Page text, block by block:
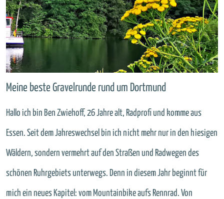
Meine beste Gravelrunde rund um Dortmund
Hallo ich bin Ben Zwiehoff, 26 Jahre alt, Radprofi und komme aus
Essen. Seit dem Jahreswechsel bin ich nicht mehr nur in den hiesigen
Wäldern, sondern vermehrt auf den Straßen und Radwegen des
schönen Ruhrgebiets unterwegs. Denn in diesem Jahr beginnt für
mich ein neues Kapitel: vom Mountainbike aufs Rennrad. Von